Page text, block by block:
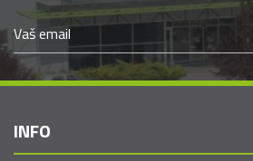
INFO